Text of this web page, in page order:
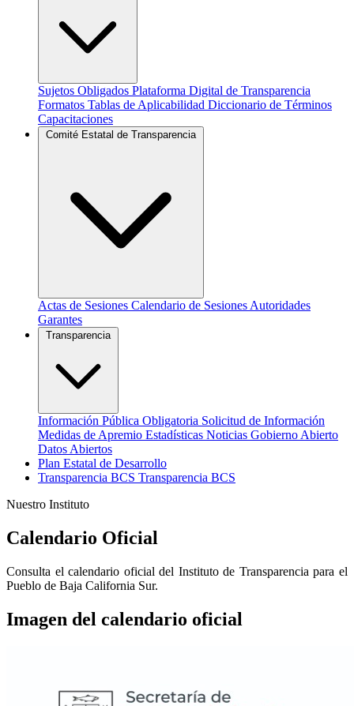
Sujetos Obligados Plataforma Digital de Transparencia
Formatos Tablas de Aplicabilidad Diccionario de Términos
Capacitaciones
Comité Estatal de Transparencia
Actas de Sesiones Calendario de Sesiones Autoridades
Garantes
Transparencia
Información Pública Obligatoria Solicitud de Información
Medidas de Apremio Estadísticas Noticias Gobierno Abierto
Datos Abiertos
Plan Estatal de Desarrollo
Transparencia BCS Transparencia BCS
Nuestro Instituto
Calendario Oficial
Consulta el calendario oficial del Instituto de Transparencia para el
Pueblo de Baja California Sur.
Imagen del calendario oficial